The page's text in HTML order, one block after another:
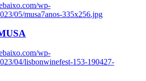
wp-
05/musa7anos-335x256.jpg
wp-
04/lisbonwinefest-153-190427-